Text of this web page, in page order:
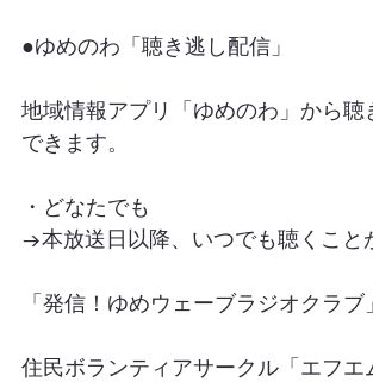
●ゆめのわ「聴き逃し配信」
地域情報アプリ「ゆめのわ」から聴
できます。
・どなたでも
→本放送日以降、いつでも聴くこと
「発信！ゆめウェーブラジオクラブ
住民ボランティアサークル「エフエ